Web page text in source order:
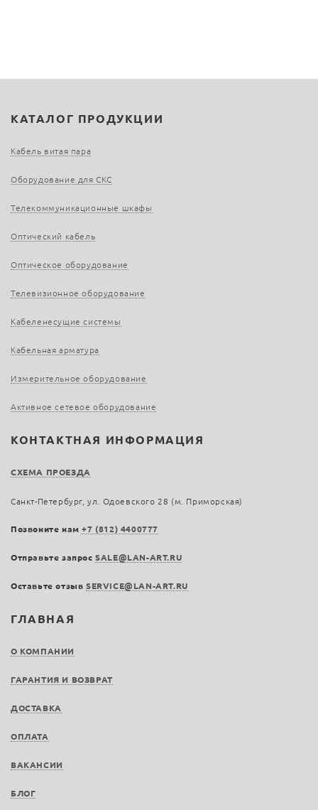
ГЛАВНАЯ
О КОМПАНИИ
ГАРАНТИЯ И ВОЗВРАТ
ДОСТАВКА
ОПЛАТА
ВАКАНСИИ
БЛОГ
КАТАЛОГ ПРОДУКЦИИ
Кабель витая пара
Оборудование для СКС
Телекоммуникационные шкафы
Оптический кабель
Оптическое оборудование
Телевизионное оборудование
Кабеленесущие системы
Кабельная арматура
Измерительное оборудование
Активное сетевое оборудование
КОНТАКТНАЯ ИНФОРМАЦИЯ
СХЕМА ПРОЕЗДА
Санкт-Петербург, ул. Одоевского 28 (м. Приморская)
Позвоните нам+7 (812) 4400777
Отправьте запросSALE@LAN-ART.RU
Оставьте отзыв SERVICE@LAN-ART.RU